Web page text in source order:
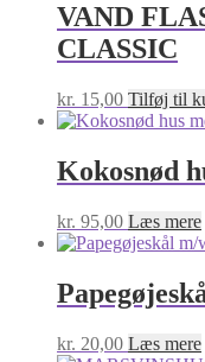
VAND
CLASSIC
kr. 15,00 Tilføj til
Kokosnød
kr. 95,00 Læs mere
kr. 20,00 Læs mere